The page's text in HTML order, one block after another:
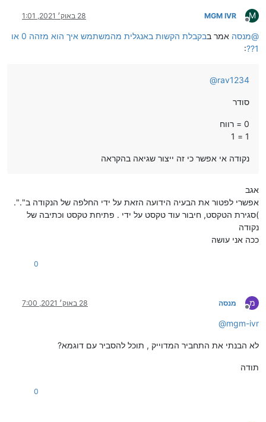
M
מנותק
MGM IVR 28 באוק׳ 2021, 1:01
@מנסה אמר ב
בקבלת הקשות באנגלית מהמשתמש איך הוא מזהה 0 או
1??
:
@rav1234
סודר
0 = רווח
1 = 1
נקודה אי אפשר כי זה ייצור שגיאה בהקראה
אגב
אפשרי לפטור את הבעיה הידועה הזאת על ידי החלפה של הנקודה ב".".
)סגירת הטקסט, חיבור עוד טקסט על ידי . פתיחת טקסט וכתיבה של
נקודה
ככה אני עושה
0
מ
מנותק
מנסה 28 באוק׳ 2021, 7:00
@mgm-ivr
לא הבנתי את התחביר המדוייק , תוכל להסביר עם דוגמא?
תודה
0